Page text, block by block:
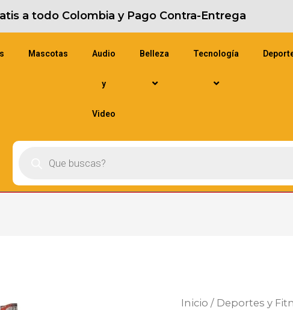
a todo Colombia y Pago Contra-Entrega
Mascotas Audio
y
Video
Belleza Tecnología
Inicio / Deportes y